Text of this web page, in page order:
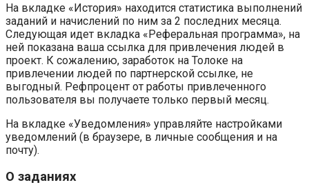
На вкладке «История» находится статистика выполнений
заданий и начислений по ним за 2 последних месяца.
Следующая идет вкладка «Реферальная программа», на
ней показана ваша ссылка для привлечения людей в
проект. К сожалению, заработок на Толоке на
привлечении людей по партнерской ссылке, не
выгодный. Рефпроцент от работы привлеченного
пользователя вы получаете только первый месяц.
На вкладке «Уведомления» управляйте настройками
уведомлений (в браузере, в личные сообщения и на
почту).
О заданиях